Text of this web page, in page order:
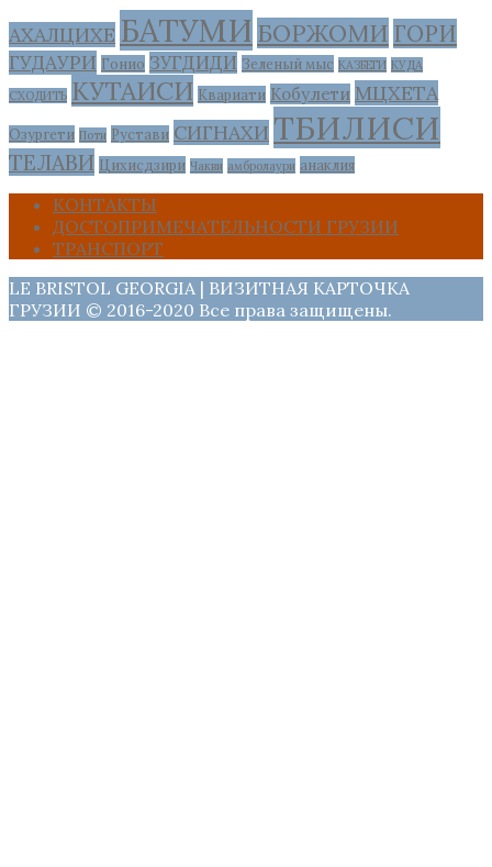
АХАЛЦИХЕ БАТУМИ БОРЖОМИ ГОРИ
ГУДАУРИ Гонио ЗУГДИДИ Зеленый мыс КАЗБЕГИ КУДА
СХОДИТЬ КУТАИСИ Квариати Кобулети МЦХЕТА
Озургети Поти Рустави СИГНАХИ ТБИЛИСИ
ТЕЛАВИ Цихисдзири Чакви амбролаури анаклия
КОНТАКТЫ
ДОСТОПРИМЕЧАТЕЛЬНОСТИ ГРУЗИИ
ТРАНСПОРТ
LE BRISTOL GEORGIA | ВИЗИТНАЯ КАРТОЧКА
ГРУЗИИ © 2016-2020 Все права защищены.